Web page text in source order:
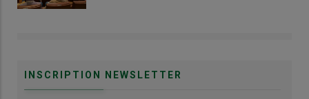
INSCRIPTION NEWSLETTER